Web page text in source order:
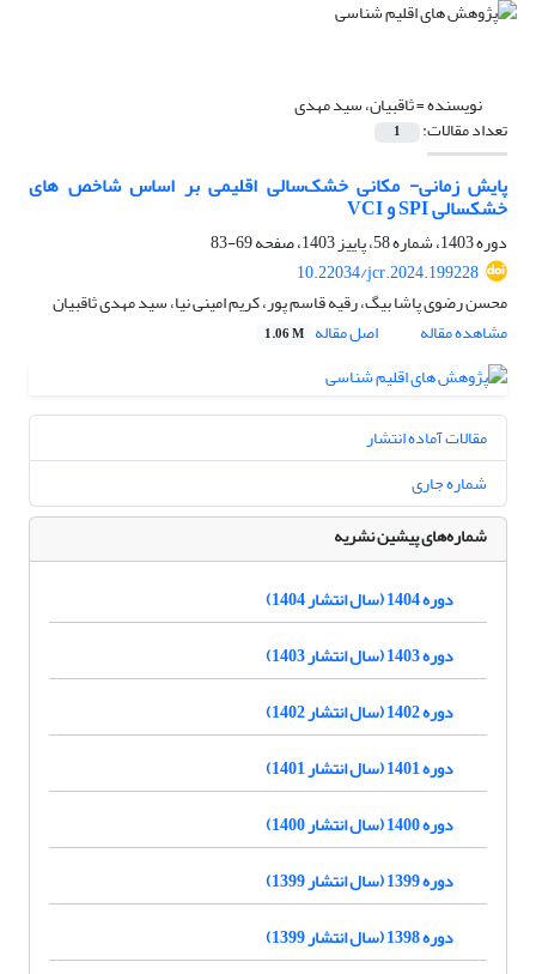
نویسنده =ثاقبیان، سید مهدی
تعداد مقالات: 1
پایش زمانی- مکانی خشک‌سالی اﻗﻠﯿﻤﯽ بر اساس شاخص های
خشکسالی SPI و VCI
دوره 1403، شماره 58، پاییز 1403، صفحه
69-83
10.22034/jcr.2024.199228
محسن رضوی پاشا بیگ، رقیه قاسم پور، کریم امینی نیا، سید مهدی ثاقبیان
مشاهده مقاله
اصل مقاله 1.06 M
مقالات آماده انتشار
شماره جاری
شماره‌های پیشین نشریه
دوره 1404 (سال انتشار 1404)
دوره 1403 (سال انتشار 1403)
دوره 1402 (سال انتشار 1402)
دوره 1401 (سال انتشار 1401)
دوره 1400 (سال انتشار 1400)
دوره 1399 (سال انتشار 1399)
دوره 1398 (سال انتشار 1399)